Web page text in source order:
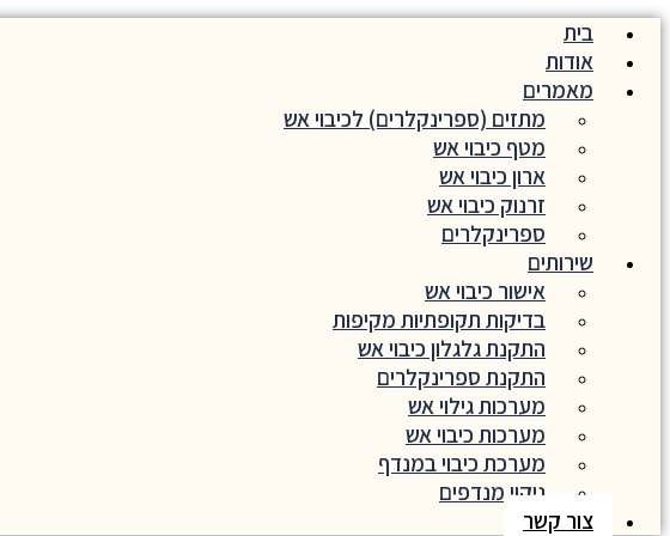
בית
אודות
מאמרים
מתזים (ספרינקלרים) לכיבוי אש
מטף כיבוי אש
ארון כיבוי אש
זרנוק כיבוי אש
ספרינקלרים
שירותים
אישור כיבוי אש
בדיקות תקופתיות מקיפות
התקנת גלגלון כיבוי אש
התקנת ספרינקלרים
מערכות גילוי אש
מערכות כיבוי אש
מערכת כיבוי במנדף
ניקוי מנדפים
צור קשר